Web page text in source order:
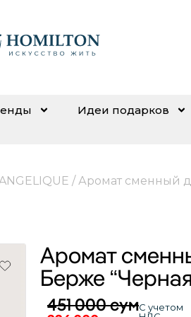
Идеи подарков
/ Аромат сменный
Аромат
Берже
451 000сумС учетом